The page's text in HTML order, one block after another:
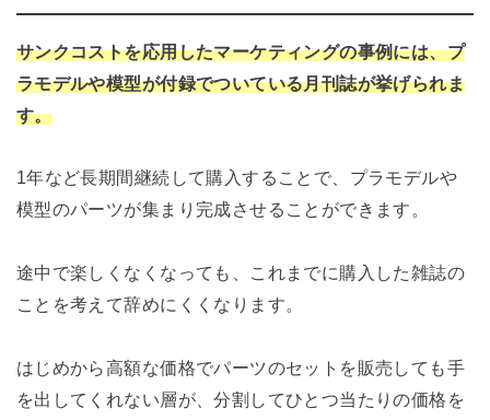
サンクコストを応用したマーケティングの事例には、プ
ラモデルや模型が付録でついている月刊誌が挙げられま
す。
1年など長期間継続して購入することで、プラモデルや
模型のパーツが集まり完成させることができます。
途中で楽しくなくなっても、これまでに購入した雑誌の
ことを考えて辞めにくくなります。
はじめから高額な価格でパーツのセットを販売しても手
を出してくれない層が、分割してひとつ当たりの価格を